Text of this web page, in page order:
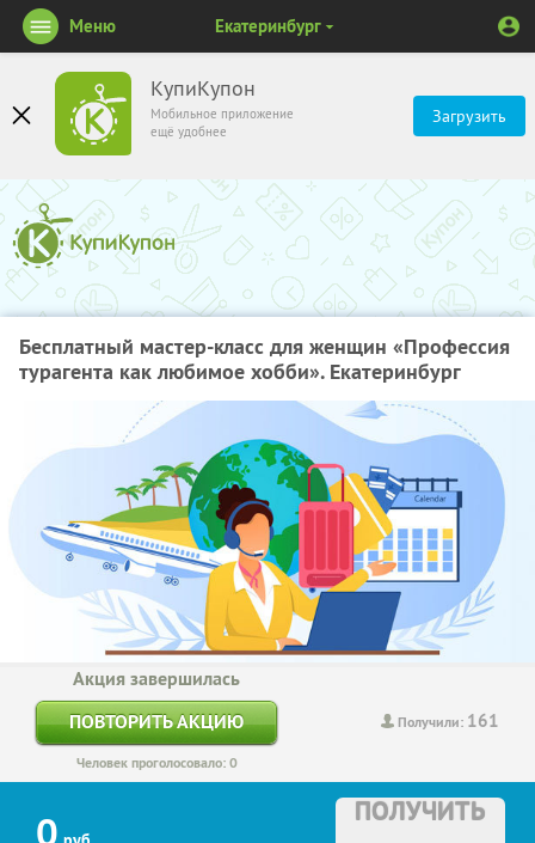
КупиКупон
Мобильное приложение
ещё удобнее
Загрузить
Меню Екатеринбург
Бесплатный мастер-класс для женщин «Профессия
турагента как любимое хобби». Екатеринбург
Получили: 161
Акция завершилась
ПОВТОРИТЬ АКЦИЮ
Человек проголосовало: 0
0 ПОЛУЧИТЬ